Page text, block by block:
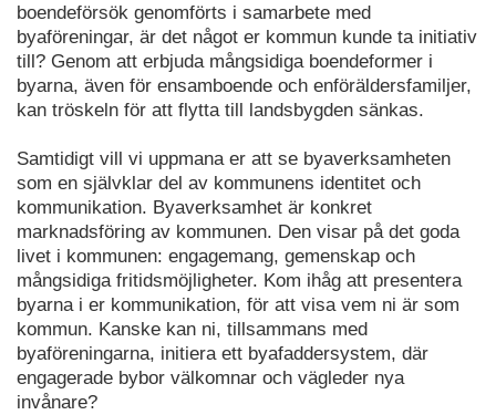
boendeförsök genomförts i samarbete med
byaföreningar, är det något er kommun kunde ta initiativ
till? Genom att erbjuda mångsidiga boendeformer i
byarna, även för ensamboende och enföräldersfamiljer,
kan tröskeln för att flytta till landsbygden sänkas.
Samtidigt vill vi uppmana er att se byaverksamheten
som en självklar del av kommunens identitet och
kommunikation. Byaverksamhet är konkret
marknadsföring av kommunen. Den visar på det goda
livet i kommunen: engagemang, gemenskap och
mångsidiga fritidsmöjligheter. Kom ihåg att presentera
byarna i er kommunikation, för att visa vem ni är som
kommun. Kanske kan ni, tillsammans med
byaföreningarna, initiera ett byafaddersystem, där
engagerade bybor välkomnar och vägleder nya
invånare?